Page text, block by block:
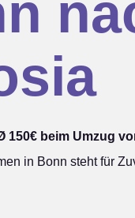
150€ beim Umzug
in Bonn steht für